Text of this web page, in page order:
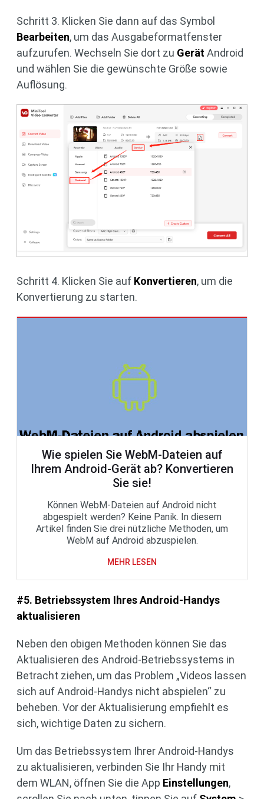
Schritt 3. Klicken Sie dann auf das Symbol
Bearbeiten, um das Ausgabeformatfenster
aufzurufen. Wechseln Sie dort zu GerätAndroid
und wählen Sie die gewünschte Größe sowie
Auflösung.
Schritt 4. Klicken Sie auf Konvertieren, um die
Konvertierung zu starten.
Wie spielen Sie WebM-Dateien auf
Ihrem Android-Gerät ab? Konvertieren
Sie sie!
Können WebM-Dateien auf Android nicht
abgespielt werden? Keine Panik. In diesem
Artikel finden Sie drei nützliche Methoden, um
WebM auf Android abzuspielen.
MEHR LESEN
#5. Betriebssystem Ihres Android-Handys
aktualisieren
Neben den obigen Methoden können Sie das
Aktualisieren des Android-Betriebssystems in
Betracht ziehen, um das Problem „Videos lassen
sich auf Android-Handys nicht abspielen“ zu
beheben. Vor der Aktualisierung empfiehlt es
sich, wichtige Daten zu sichern.
Um das Betriebssystem Ihrer Android-Handys
zu aktualisieren, verbinden Sie Ihr Handy mit
dem WLAN, öffnen Sie die App Einstellungen,